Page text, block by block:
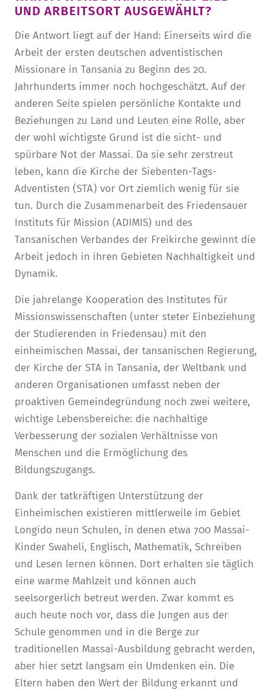
UND ARBEITSORT AUSGEWÄHLT?
Die Antwort liegt auf der Hand: Einerseits wird die
Arbeit der ersten deutschen adventistischen
Missionare in Tansania zu Beginn des 20.
Jahrhunderts immer noch hochgeschätzt. Auf der
anderen Seite spielen persönliche Kontakte und
Beziehungen zu Land und Leuten eine Rolle, aber
der wohl wichtigste Grund ist die sicht- und
spürbare Not der Massai. Da sie sehr zerstreut
leben, kann die Kirche der Siebenten-Tags-
Adventisten (STA) vor Ort ziemlich wenig für sie
tun. Durch die Zusammenarbeit des Friedensauer
Instituts für Mission (ADIMIS) und des
Tansanischen Verbandes der Freikirche gewinnt die
Arbeit jedoch in ihren Gebieten Nachhaltigkeit und
Dynamik.
Die jahrelange Kooperation des Institutes für
Missionswissenschaften (unter steter Einbeziehung
der Studierenden in Friedensau) mit den
einheimischen Massai, der tansanischen Regierung,
der Kirche der STA in Tansania, der Weltbank und
anderen Organisationen umfasst neben der
proaktiven Gemeindegründung noch zwei weitere,
wichtige Lebensbereiche: die nachhaltige
Verbesserung der sozialen Verhältnisse von
Menschen und die Ermöglichung des
Bildungszugangs.
Dank der tatkräftigen Unterstützung der
Einheimischen existieren mittlerweile im Gebiet
Longido neun Schulen, in denen etwa 700 Massai-
Kinder Swaheli, Englisch, Mathematik, Schreiben
und Lesen lernen können. Dort erhalten sie täglich
eine warme Mahlzeit und können auch
seelsorgerlich betreut werden. Zwar kommt es
auch heute noch vor, dass die Jungen aus der
Schule genommen und in die Berge zur
traditionellen Massai-Ausbildung gebracht werden,
aber hier setzt langsam ein Umdenken ein. Die
Eltern haben den Wert der Bildung erkannt und